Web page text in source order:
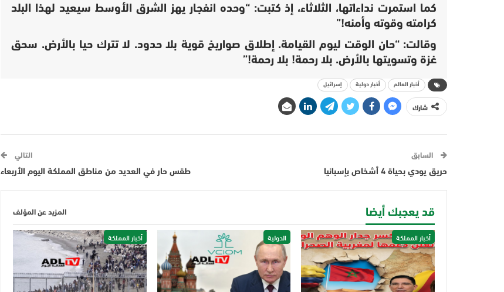
كما استمرت نداءاتها، الثلاثاء، إذ كتبت: “وحده انفجار يهز الشرق الأوسط سيعيد لهذا البلد
كرامته وقوته وأمنه!”
وقالت: “حان الوقت ليوم القيامة. إطلاق صواريخ قوية بلا حدود. لا تترك حيا بالأرض. سحق
غزة وتسويتها بالأرض. بلا رحمة! بلا رحمة!”
أخبار العالم أخبار دولية إسرائيل
شارك
السابق
حريق يودي بحياة 4 أشخاص بإسبانيا
التالي
طقس حار في العديد من مناطق المملكة اليوم الأربعاء
قد يعجبك أيضا المزيد عن المؤلف
أخبار المملكة الدولية أخبار المملكة